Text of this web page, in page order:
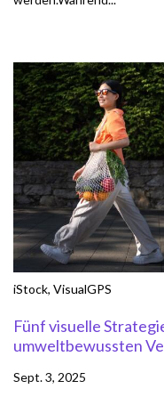
iStock, VisualGPS
Fünf visuelle
umweltbewussten
Sept. 3, 2025